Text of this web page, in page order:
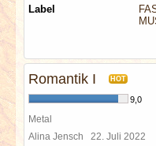
Label
Romantik I HOT
9,0
Metal
Alina Jensch 22. Juli 2022